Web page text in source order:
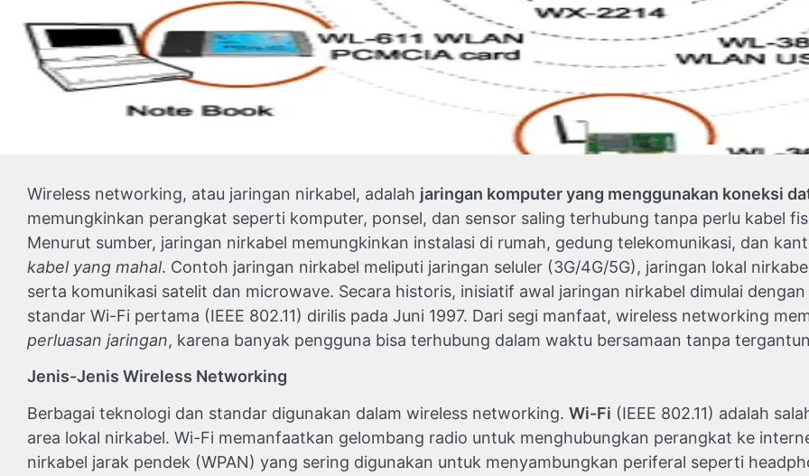
Wireless networking, atau jaringan nirkabel, adalah jaringan komputer yang menggunakan koneksi
memungkinkan perangkat seperti komputer, ponsel, dan sensor saling terhubung tanpa perlu kabel
Menurut sumber, jaringan nirkabel memungkinkan instalasi di rumah, gedung telekomunikasi, dan
kabel yang mahal. Contoh jaringan nirkabel meliputi jaringan seluler (3G/4G/5G), jaringan lokal
serta komunikasi satelit dan microwave. Secara historis, inisiatif awal jaringan nirkabel dimulai dengan
standar Wi-Fi pertama (IEEE 802.11) dirilis pada Juni 1997. Dari segi manfaat, wireless networking
perluasan jaringan, karena banyak pengguna bisa terhubung dalam waktu bersamaan tanpa
Jenis-Jenis Wireless Networking
Berbagai teknologi dan standar digunakan dalam wireless networking. Wi-Fi (IEEE 802.11) adalah
area lokal nirkabel. Wi-Fi memanfaatkan gelombang radio untuk menghubungkan perangkat ke
nirkabel jarak pendek (WPAN) yang sering digunakan untuk menyambungkan periferal seperti